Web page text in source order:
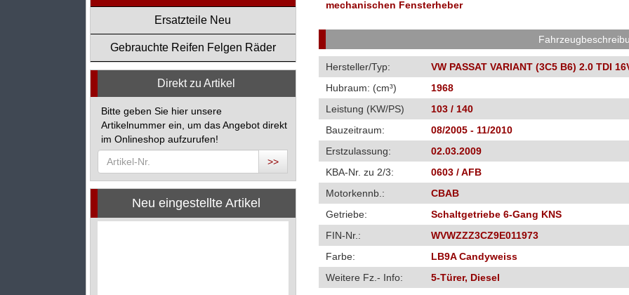
Ersatzteile Neu
Gebrauchte Reifen Felgen Räder
Direkt zu Artikel
Bitte geben Sie hier unsere
Artikelnummer ein, um das Angebot direkt
im Onlineshop aufzurufen!
>>
Neu eingestellte Artikel
mechanischen Fensterheber
Hersteller/Typ:
VW PASSAT VARIANT (3C5 B6) 2.0 TDI
Hubraum: (cm³)
1968
Leistung (KW/PS)
103 / 140
Bauzeitraum:
08/2005 - 11/2010
Erstzulassung:
02.03.2009
KBA-Nr. zu 2/3:
0603 / AFB
Motorkennb.:
CBAB
Getriebe:
Schaltgetriebe 6-Gang KNS
FIN-Nr.:
WVWZZZ3CZ9E011973
Farbe:
LB9A Candyweiss
Weitere Fz.- Info:
5-Türer, Diesel